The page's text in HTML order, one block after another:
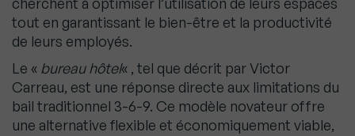
tout en garantissant le bien-être et la productivité
de leurs employés.
Le « bureau hôtel« , tel que décrit par Victor
Carreau, est une réponse directe aux limitations du
bail traditionnel 3-6-9. Ce modèle novateur offre
une alternative flexible et économiquement viable,